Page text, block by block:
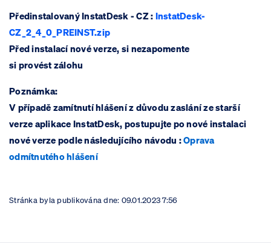
Předinstalovaný InstatDesk - CZ : InstatDesk-
CZ_2_4_0_PREINST.zip
Před instalací nové verze, si nezapomente
si provést zálohu
​Poznámka:
V případě zamítnutí hlášení z důvodu zaslání ze starší
verze aplikace InstatDesk, postupujte po nové instalaci
nové verze podle následujícího návodu :Oprava
odmítnutého hlášení
Stránka byla publikována dne: 09.01.2023 7:56